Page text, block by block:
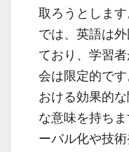
取ろうとしま
では、英語は
ており、学習
会は限定的で
おける効果的
な意味を持ち
ーバル化や技